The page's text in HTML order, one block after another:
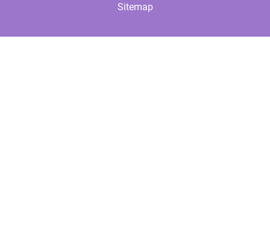
Sitemap